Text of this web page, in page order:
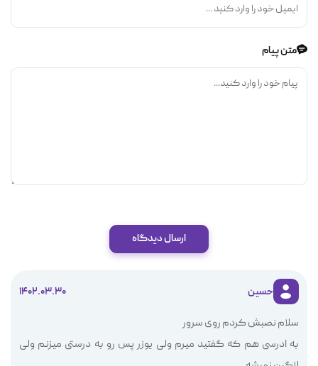
متن پیام
ارسال دیدگاه
حسین 1402.03.30
سلام نصبش کردم روی سرور
به ادرسی هم که گفتید میرم ولی یوزر پس رو به درستی میزنم ولی